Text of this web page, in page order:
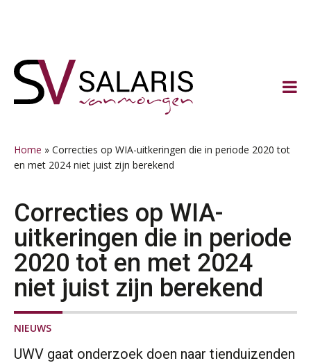
naar
hoofdnavigatie
naar
hoofd
naar
eerste
naar
voettekst
Home » Correcties op WIA-uitkeringen die in periode 2020 tot
en met 2024 niet juist zijn berekend
Correcties op WIA-
uitkeringen die in periode
2020 tot en met 2024
niet juist zijn berekend
NIEUWS
UWV gaat onderzoek doen naar tienduizenden